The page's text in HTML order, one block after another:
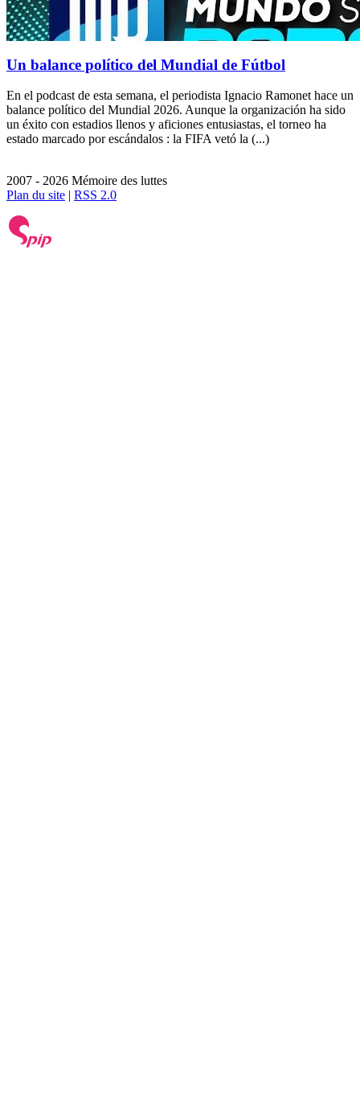
Un balance político del Mundial de Fútbol
En el podcast de esta semana, el periodista Ignacio Ramonet hace un
balance político del Mundial 2026. Aunque la organización ha sido
un éxito con estadios llenos y aficiones entusiastas, el torneo ha
estado marcado por escándalos : la FIFA vetó la (...)
2007 - 2026 Mémoire des luttes
Plan du site | RSS 2.0